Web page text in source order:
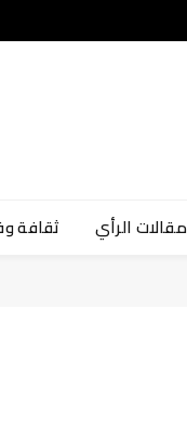
مقالات الرأي ثقافة